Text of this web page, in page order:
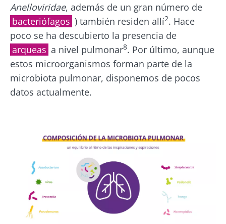
Anelloviridae, además de un gran número de
bacteriófagos ) también residen allí2. Hace
poco se ha descubierto la presencia de
arqueas a nivel pulmonar8. Por último, aunque
estos microorganismos forman parte de la
microbiota pulmonar, disponemos de pocos
datos actualmente.